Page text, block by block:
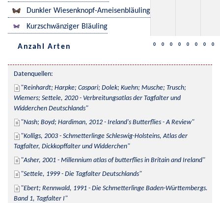
Dunkler Wiesenknopf-Ameisenbläuling
Kurzschwänziger Bläuling
Anzahl Arten 0 0 0 0 0 0 0 0
Datenquellen:
Reinhardt; Harpke; Caspari; Dolek; Kuehn; Musche; Trusch;
Wiemers; Settele, 2020 - Verbreitungsatlas der Tagfalter und
Widderchen Deutschlands
Nash; Boyd; Hardiman, 2012 - Ireland's Butterflies - A Review
Kolligs, 2003 - Schmetterlinge Schleswig-Holsteins, Atlas der
Tagfalter, Dickkopffalter und Widderchen
Asher, 2001 - Millennium atlas of butterflies in Britain and Ireland
Settele, 1999 - Die Tagfalter Deutschlands
Ebert; Rennwald, 1991 - Die Schmetterlinge Baden-Württembergs.
Band 1, Tagfalter I